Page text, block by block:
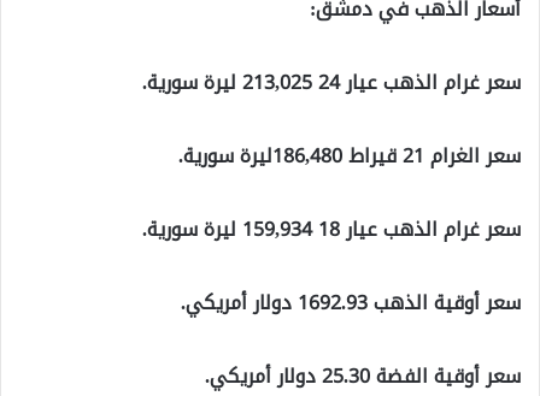
أسعار الذهب في دمشق:
سعر غرام الذهب عيار 24 213,025 ليرة سورية.
سعر الغرام 21 قيراط 186,480ليرة سورية.
سعر غرام الذهب عيار 18 159,934 ليرة سورية.
سعر أوقية الذهب 1692.93 دولار أمريكي.
سعر أوقية الفضة 25.30 دولار أمريكي.